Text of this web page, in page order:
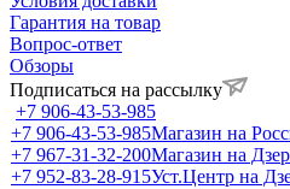
Гарантия на товар
Вопрос-ответ
Обзоры
Подписаться на рассылку
+7 906-43-53-985
+7 906-43-53-985Магазин на
+7 967-31-32-200Магазин на
+7 952-83-28-915Уст.Центр на